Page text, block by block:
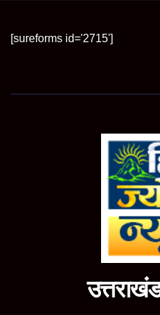
[sureforms id='2715']